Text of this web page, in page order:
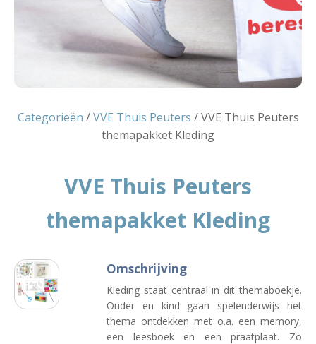
Categorieën /VVE Thuis Peuters / VVE Thuis Peuters
themapakket Kleding
VVE Thuis Peuters
themapakket Kleding
Omschrijving
Kleding staat centraal in dit themaboekje.
Ouder en kind gaan spelenderwijs het
thema ontdekken met o.a. een memory,
een leesboek en een praatplaat. Zo